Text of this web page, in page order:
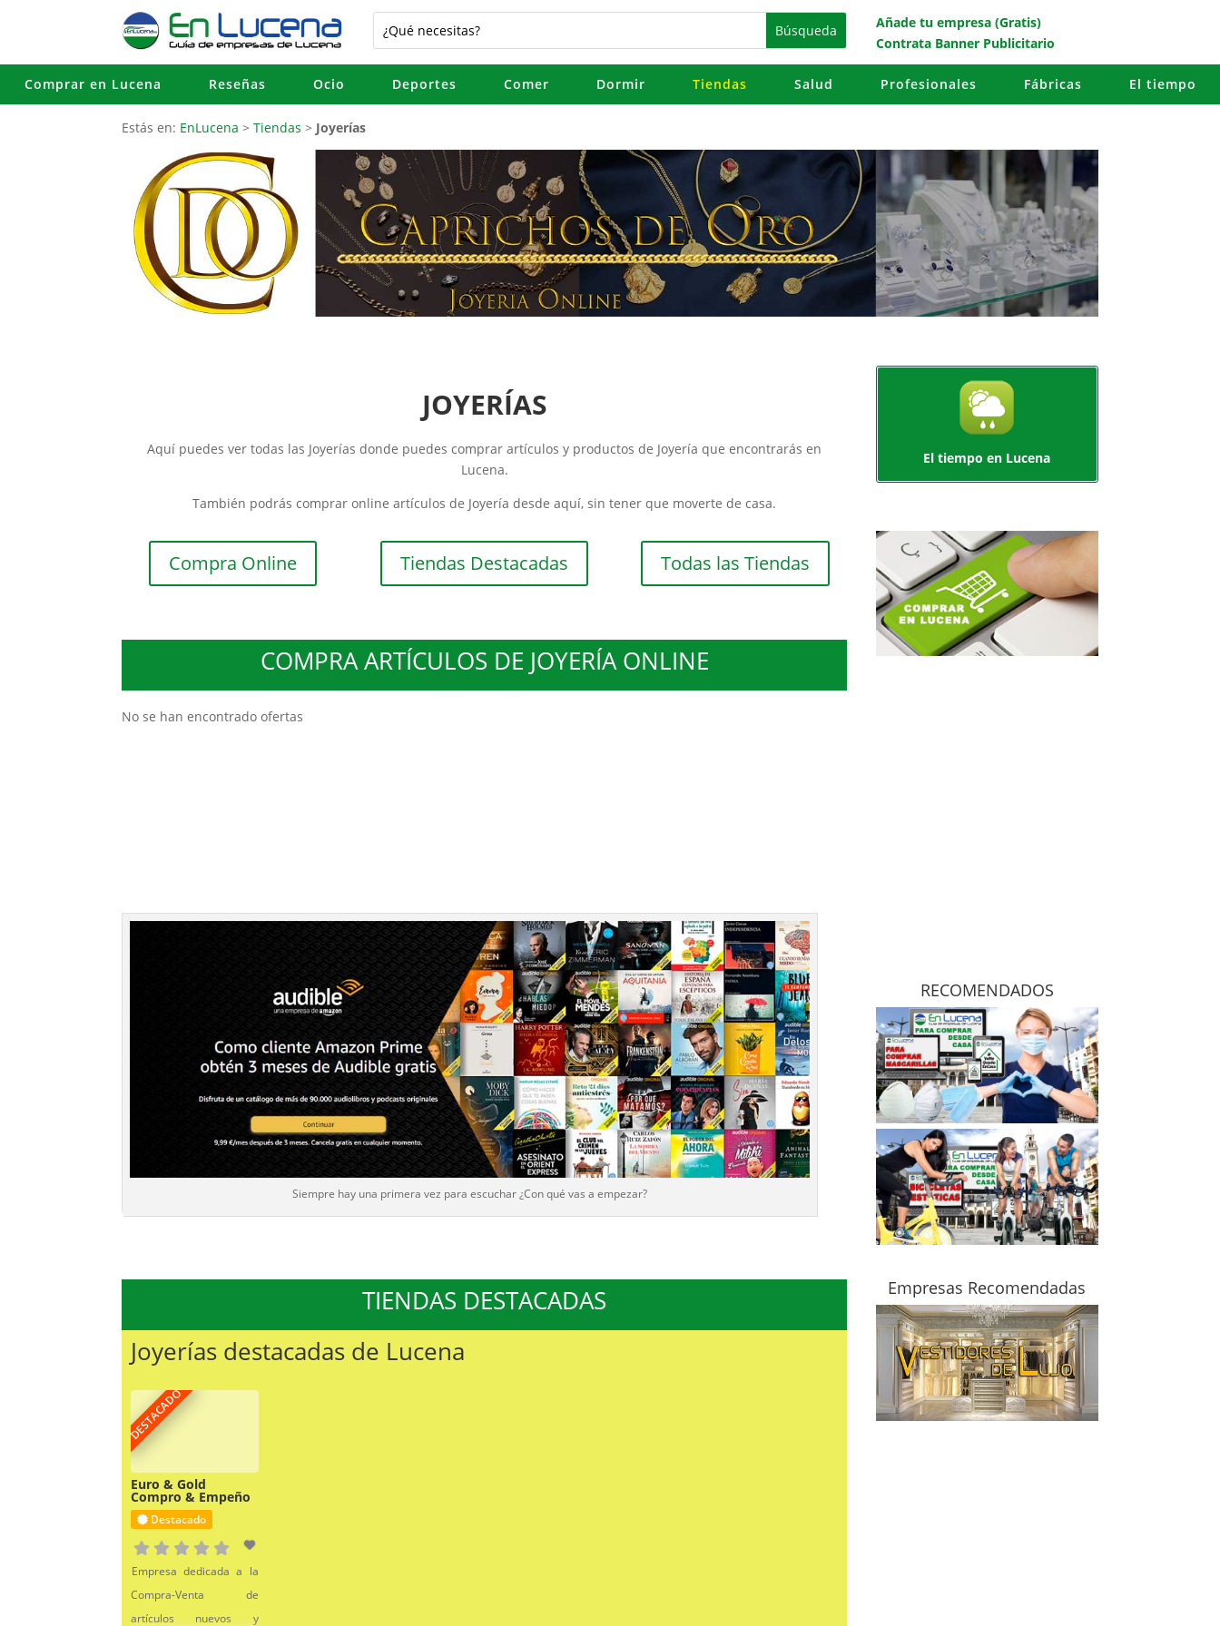
Añade tu empresa (Gratis)
Contrata Banner Publicitario
Comprar en Lucena Reseñas Ocio Deportes Comer Dormir Tiendas Salud Profesionales Fábricas El tiempo
Estás en: EnLucena >Tiendas > Joyerías
JOYERÍAS
Aquí puedes ver todas las Joyerías donde puedes comprar artículos y productos de Joyería que encontrarás en
Lucena.
También podrás comprar online artículos de Joyería desde aquí, sin tener que moverte de casa.
Compra Online Tiendas Destacadas Todas las Tiendas
COMPRA ARTÍCULOS DE JOYERÍA ONLINE
No se han encontrado ofertas
Siempre hay una primera vez para escuchar ¿Con qué vas a empezar?
TIENDAS DESTACADAS
Joyerías destacadas de Lucena
DESTACADO
Euro & Gold
Compro & Empeño
Destacado
Empresa dedicada a la
Compra-Venta de
artículos nuevos y
El tiempo en Lucena
RECOMENDADOS
Empresas Recomendadas